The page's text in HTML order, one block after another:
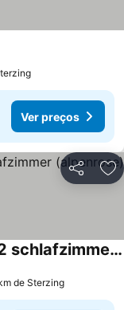
Ver preços
Partilhar
Unterbergerhof - Apartment, 2 schlafzimmer (alpenrose)
de Sterzing